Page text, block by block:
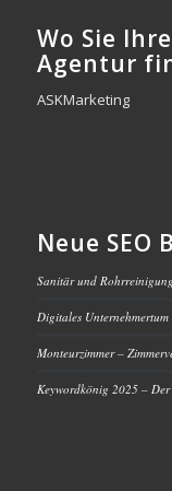
Wo Sie
Agentur
ASKMarketing
Neue SEO
Sanitär und
Digitales Unternehmertum
Monteurzimmer –
Keywordkönig 2025 –